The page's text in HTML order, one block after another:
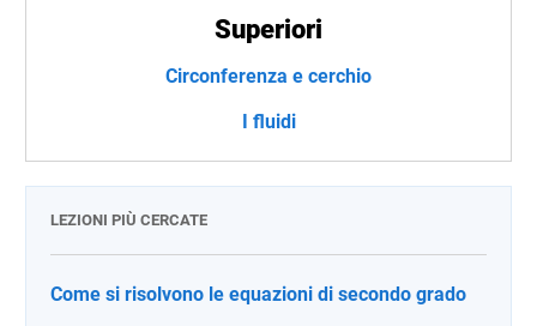
Superiori
Circonferenza e cerchio
I fluidi
LEZIONI PIÙ CERCATE
Come si risolvono le equazioni di secondo grado